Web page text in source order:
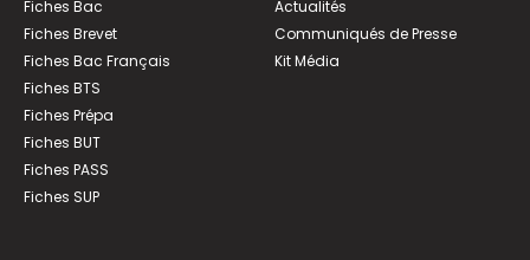
Fiches Bac
Fiches Brevet
Fiches Bac Français
Fiches BTS
Fiches Prépa
Fiches BUT
Fiches PASS
Fiches SUP
Actualités
Communiqués de Presse
Kit Média